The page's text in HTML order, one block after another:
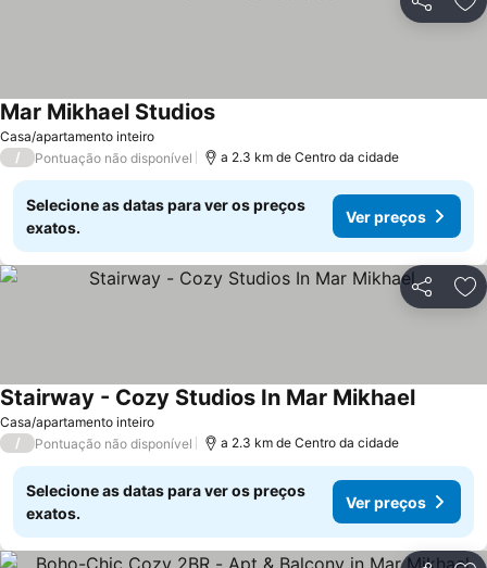
Partilhar
Casa/apartamento inteiro
Mar Mikhael Studios
/ Pontuação não disponível a 2.3 km de Centro da cidade
Selecione as datas para ver os preços
exatos.
Ver preços
Partilhar
Casa/apartamento inteiro
Stairway - Cozy Studios In Mar Mikhael
/ Pontuação não disponível a 2.3 km de Centro da cidade
Selecione as datas para ver os preços
exatos.
Ver preços